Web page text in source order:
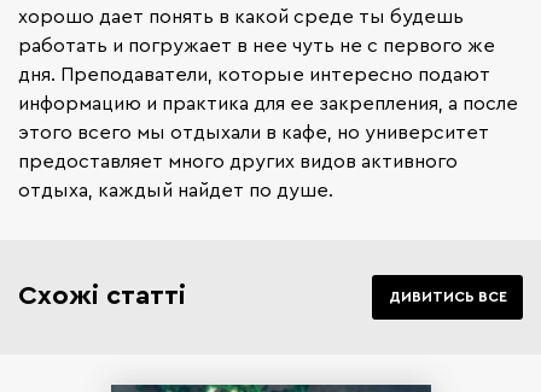
хорошо дает понять в какой среде ты будешь
работать и погружает в нее чуть не с первого же
дня. Преподаватели, которые интересно подают
информацию и практика для ее закрепления, а после
этого всего мы отдыхали в кафе, но университет
предоставляет много других видов активного
отдыха, каждый найдет по душе.
Схожі статті ДИВИТИСЬ ВСЕ